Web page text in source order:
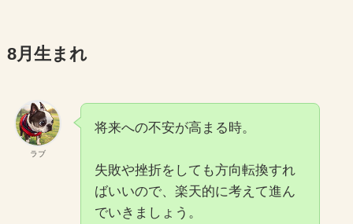
8月生まれ
ラブ
将来への不安が高まる時。
失敗や挫折をしても方向転換すれ
ばいいので、楽天的に考えて進ん
でいきましょう。